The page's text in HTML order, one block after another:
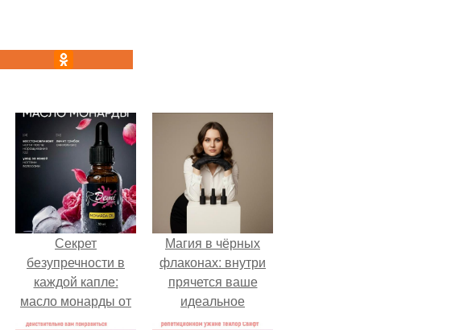
Секрет
безупречности в
каждой капле:
масло монарды от
Demi Sweet.
Магия в чёрных
флаконах: внутри
прячется ваше
идеальное
настроение.